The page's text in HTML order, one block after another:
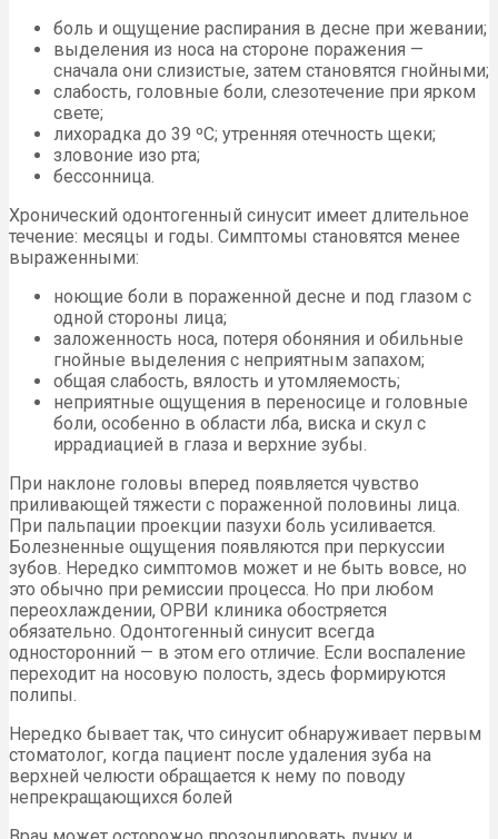
боль и ощущение распирания в десне при жевании;
выделения из носа на стороне поражения —
сначала они слизистые, затем становятся гнойными;
слабость, головные боли, слезотечение при ярком
свете;
лихорадка до 39 ºС; утренняя отечность щеки;
зловоние изо рта;
бессонница.
Хронический одонтогенный синусит имеет длительное
течение: месяцы и годы. Симптомы становятся менее
выраженными:
ноющие боли в пораженной десне и под глазом с
одной стороны лица;
заложенность носа, потеря обоняния и обильные
гнойные выделения с неприятным запахом;
общая слабость, вялость и утомляемость;
неприятные ощущения в переносице и головные
боли, особенно в области лба, виска и скул с
иррадиацией в глаза и верхние зубы.
При наклоне головы вперед появляется чувство
приливающей тяжести с пораженной половины лица.
При пальпации проекции пазухи боль усиливается.
Болезненные ощущения появляются при перкуссии
зубов. Нередко симптомов может и не быть вовсе, но
это обычно при ремиссии процесса. Но при любом
переохлаждении, ОРВИ клиника обостряется
обязательно. Одонтогенный синусит всегда
односторонний — в этом его отличие. Если воспаление
переходит на носовую полость, здесь формируются
полипы.
Нередко бывает так, что синусит обнаруживает первым
стоматолог, когда пациент после удаления зуба на
верхней челюсти обращается к нему по поводу
непрекращающихся болей